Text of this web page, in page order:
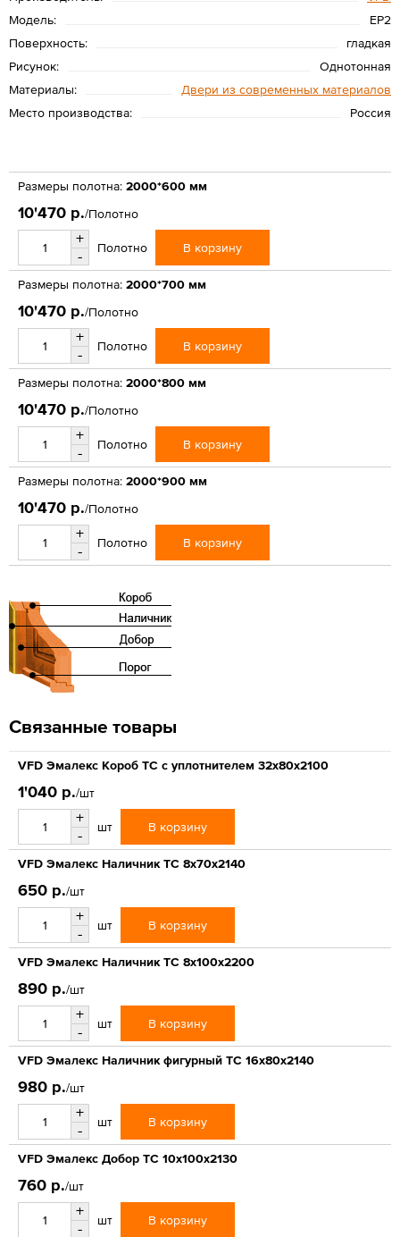
Модель:
EР2
Поверхность:
гладкая
Рисунок:
Однотонная
Материалы:
Двери из современных материалов
Место производства:
Россия
Размеры полотна: 2000*600 мм
10'470 р./Полотно
+
-
Полотно В корзину
Размеры полотна: 2000*700 мм
10'470 р./Полотно
+
-
Полотно В корзину
Размеры полотна: 2000*800 мм
10'470 р./Полотно
+
-
Полотно В корзину
Размеры полотна: 2000*900 мм
10'470 р./Полотно
+
-
Полотно В корзину
Связанные товары
VFD Эмалекс Короб ТС с уплотнителем 32x80x2100
1'040 р./шт
+
-
шт В корзину
VFD Эмалекс Наличник ТС 8x70x2140
650 р./шт
+
-
шт В корзину
VFD Эмалекс Наличник ТС 8x100x2200
890 р./шт
+
-
шт В корзину
VFD Эмалекс Наличник фигурный ТС 16x80x2140
980 р./шт
+
-
шт В корзину
VFD Эмалекс Добор ТС 10x100x2130
760 р./шт
+
-
шт В корзину